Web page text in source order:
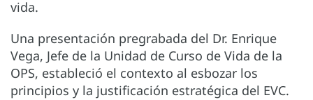
vida.
Una presentación pregrabada del Dr. Enrique
Vega, Jefe de la Unidad de Curso de Vida de la
OPS, estableció el contexto al esbozar los
principios y la justificación estratégica del EVC.